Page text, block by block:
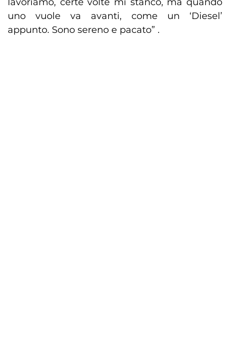
uno vuole va avanti, come un ‘Diesel’
appunto. Sono sereno e pacato” .